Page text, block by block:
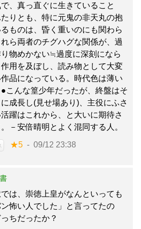
、真っ直ぐに生きていること
りとも、特に元鬼の非天丸の抱
るものは、昏く重いのにも関わら
ら両者のチグハグな関係が、過
り物めかない≒過度に深刻になら
用を及ぼし、読み物として大変
品になっている。時代色は薄い
こんな篁少年だったが、終盤はそ
成長し(見せ場あり)、主役にふさ
躍はこれから、と大いに期待さ
－安倍晴明とよく混同する人。
★5 09/12 23:38
では、崇徳上皇がなんといっても
怖い人でした」と言ってたの
ちだったか？